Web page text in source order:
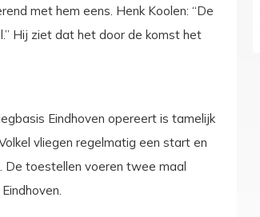
met hem eens. Henk Koolen: “De
Hij ziet dat het door de komst het
Eindhoven opereert is tamelijk
vliegen regelmatig een start en
De toestellen voeren twee maal